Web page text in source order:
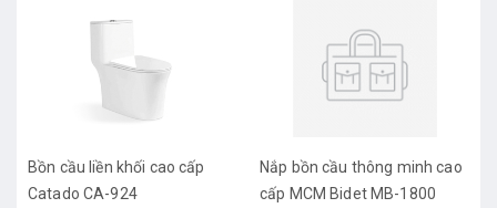
Bồn cầu liền khối cao cấp
Catado CA-924
Nắp bồn cầu thông minh cao
cấp MCM Bidet MB-1800